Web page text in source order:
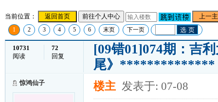
当前位置： 返回首页 前往个人中心 上一
1 2 3 4 5 6 末页 下一页 选 页
10731
阅读
72
回复
[09错01]074期：吉
尾》**************
惊鸿仙子 楼主 发表于: 07-08